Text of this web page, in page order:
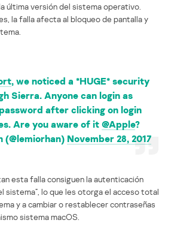
última versión del sistema operativo.
la falla afecta al bloqueo de pantalla y
, we noticed a *HUGE* security
Sierra. Anyone can login as
after clicking on login
Are you aware of it @Apple?
(@lemiorhan) November 28, 2017
esta falla consiguen la autenticación
sistema”, lo que les otorga el acceso total
y a cambiar o restablecer contraseñas
sistema macOS.